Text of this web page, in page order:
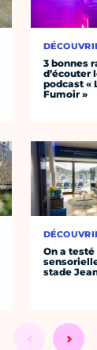
3 bonnes
d’écouter
podcast «
Fumoir »
On a
stade